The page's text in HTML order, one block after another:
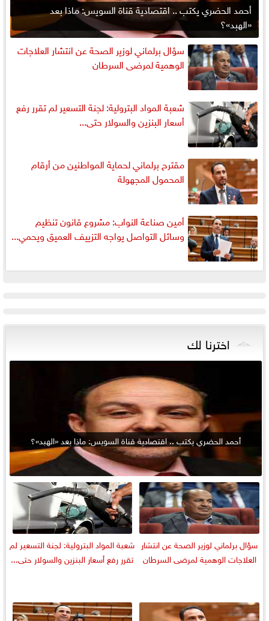
أحمد الحضري يكتب .. اقتصادية قناة السويس: ماذا بعد
«الهبد»؟
سؤال برلماني لوزير الصحة عن انتشار العلاجات
الوهمية لمرضى السرطان
شعبة المواد البترولية: لجنة التسعير لم تقرر رفع
أسعار البنزين والسولار حتى...
مقترح برلماني لحماية المواطنين من أرقام
المحمول المجهولة
أمين صناعة النواب: مشروع قانون تنظيم
وسائل التواصل يواجه التزييف العميق ويحمي...
اخترنا لك
أحمد الحضري يكتب .. اقتصادية قناة السويس: ماذا بعد «الهبد»؟
سؤال برلماني لوزير الصحة عن انتشار
العلاجات الوهمية لمرضى السرطان
شعبة المواد البترولية: لجنة التسعير لم
تقرر رفع أسعار البنزين والسولار حتى...